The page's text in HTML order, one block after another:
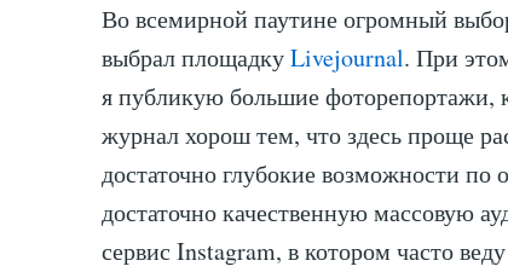
Во всемирной паутине огромный
выбрал площадкуLivejournal. При
я публикую большие
журнал хорош тем, что здесь проще
достаточно глубокие возможности
достаточно качественную массовую
сервис Instagram, в котором часто